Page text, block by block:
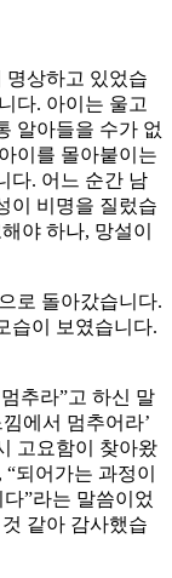
명상하고 있었습
다. 아이는 울고
알아들을 수가 없
이를 몰아붙이는
다. 어느 순간 남
이 비명을 질렀습
야 하나, 망설이
로 돌아갔습니다.
습이 보였습니다.
추라”고 하신 말
에서 멈추어라’
고요함이 찾아왔
되어가는 과정이
”라는 말씀이었
같아 감사했습